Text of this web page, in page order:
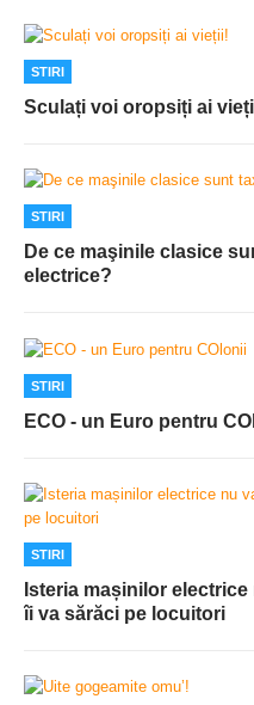
STIRI
Sculați voi oropsiți ai
STIRI
De ce maşinile clasice
electrice?
STIRI
ECO - un Euro pentru
STIRI
Isteria mașinilor
îi va sărăci pe locuitori